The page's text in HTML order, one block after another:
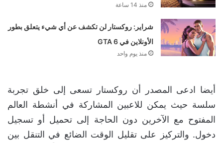
منذ 14 ساعة
شراير: روكستار لن تكشف عن أي شيء يتعلق بطور
الأونلاين في GTA 6
منذ يوم واحد
أيضا ادعى المصدر أن روكستار تسعى إلى خلق تجربة
سلسة حيث يمكن للاعبين المشاركة في أنشطة العالم
المفتوح مع الآخرين دون الحاجة إلى تحميل أو تسجيل
دخول. والتركيز على تقليل الوقت الضائع في التنقل بين